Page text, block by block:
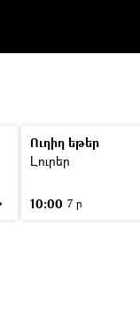
Ուղիղ եթեր
Լուրեր
10:00 7 ր